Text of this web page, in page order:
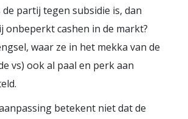
de partij tegen subsidie is, dan
onbeperkt cashen in de markt?
waar ze in het mekka van de
vs) ook al paal en perk aan
betekent niet dat de